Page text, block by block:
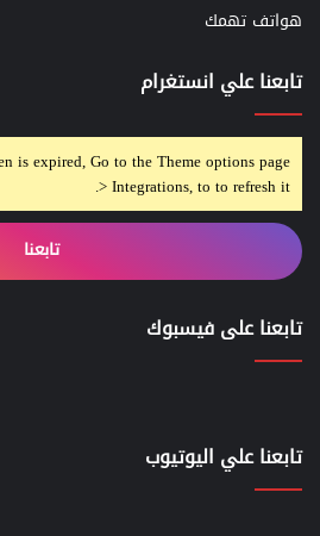
هواتف تهمك
تابعنا علي انستغرام
is expired, Go to the Theme options page
> Integrations, to to refresh it.
تابعنا
تابعنا على فيسبوك
تابعنا علي اليوتيوب